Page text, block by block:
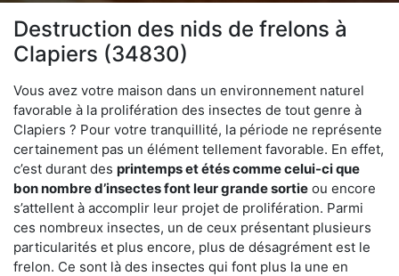
Destruction des nids de frelons à
Clapiers (34830)
Vous avez votre maison dans un environnement naturel
favorable à la prolifération des insectes de tout genre à
Clapiers ? Pour votre tranquillité, la période ne représente
certainement pas un élément tellement favorable. En effet,
c’est durant des printemps et étés comme celui-ci que
bon nombre d’insectes font leur grande sortie ou encore
s’attellent à accomplir leur projet de prolifération. Parmi
ces nombreux insectes, un de ceux présentant plusieurs
particularités et plus encore, plus de désagrément est le
frelon. Ce sont là des insectes qui font plus la une en